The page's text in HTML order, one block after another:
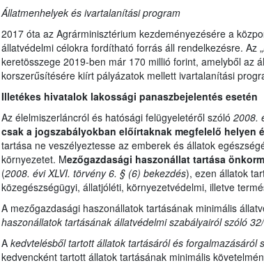
Állatmenhelyek és ivartalanítási program
2017 óta az Agrárminisztérium kezdeményezésére a
állatvédelmi célokra fordítható forrás áll rendelkezésre. Az
keretösszege 2019-ben már 170 millió forint, amelyből az
korszerűsítésére kiírt pályázatok mellett ivartalanítási
Illetékes hivatalok lakossági panaszbejelentés esetén
Az élelmiszerláncról és hatósági felügyeletéről szóló 2008.
csak a jogszabályokban előírtaknak megfelelő helyen
tartása ne veszélyeztesse az emberek és állatok
környezetet. Mezőgazdasági haszonállat tartása
(2008. évi XLVI. törvény 6. § (6) bekezdés), ezen állatok
közegészségügyi, állatjóléti, környezetvédelmi, illetve
A mezőgazdasági haszonállatok tartásának minimális
haszonállatok tartásának állatvédelmi szabályairól szóló
A kedvtelésből tartott állatok tartásáról és forgalmazásáról
kedvencként tartott állatok tartásának minimális